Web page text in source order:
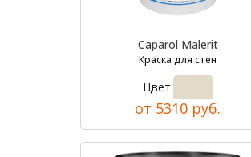
Caparol Malerit
Краска для стен
Цвет:
от 5310 руб.